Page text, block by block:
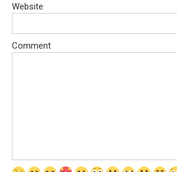
Website
Comment